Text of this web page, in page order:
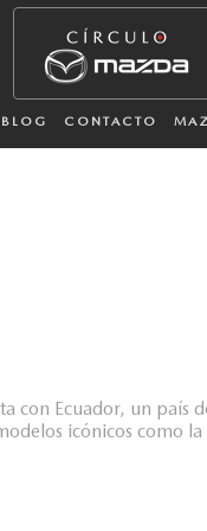
BLOG CONTACTO
con Ecuador, un país
icónicos como